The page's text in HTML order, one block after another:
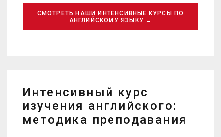
СМОТРЕТЬ НАШИ ИНТЕНСИВНЫЕ КУРСЫ ПО
АНГЛИЙСКОМУ ЯЗЫКУ →
Интенсивный курс
изучения английского:
методика преподавания